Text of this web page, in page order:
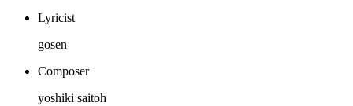
Lyricist
gosen
Composer
yoshiki saitoh